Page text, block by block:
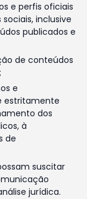
e perfis oficiais
inclusive
publicados e
de conteúdos
e
estritamente
dos
à
de
suscitar
jurídica.